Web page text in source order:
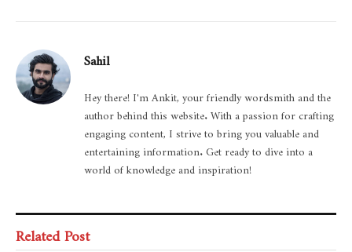
Sahil
Hey there! I'm Ankit, your friendly wordsmith and the
author behind this website. With a passion for crafting
engaging content, I strive to bring you valuable and
entertaining information. Get ready to dive into a
world of knowledge and inspiration!
Related Post